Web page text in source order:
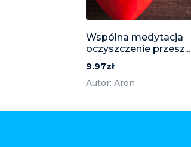
Wspólna medytacja
oczyszczenie przesz...
9.97zł
Autor: Aron